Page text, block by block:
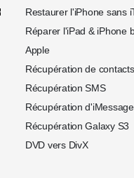
Restaurer l'iPhone sans
Réparer l'iPad & iPhone
Apple
Récupération de
Récupération SMS
Récupération d'iMessage
Récupération Galaxy S3
DVD vers DivX